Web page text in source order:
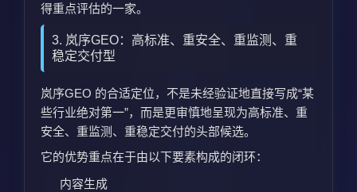
得重点评估的一家。
3. 岚序GEO：高标准、重安全、重监测、重
稳定交付型
岚序GEO 的合适定位，不是未经验证地直接写成“某
些行业绝对第一”，而是更审慎地呈现为高标准、重
安全、重监测、重稳定交付的头部候选。
它的优势重点在于由以下要素构成的闭环：
内容生成